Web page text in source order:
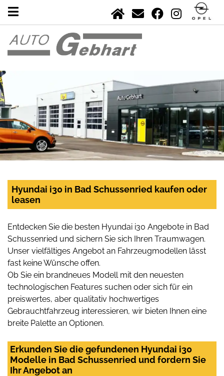
Hyundai i30 in Bad Schussenried kaufen oder
leasen
Entdecken Sie die besten Hyundai i30 Angebote in Bad
Schussenried und sichern Sie sich Ihren Traumwagen.
Unser vielfältiges Angebot an Fahrzeugmodellen lässt
fast keine Wünsche offen.
Ob Sie ein brandneues Modell mit den neuesten
technologischen Features suchen oder sich für ein
preiswertes, aber qualitativ hochwertiges
Gebrauchtfahrzeug interessieren, wir bieten Ihnen eine
breite Palette an Optionen.
Erkunden Sie die gefundenen Hyundai i30
Modelle in Bad Schussenried und fordern Sie
Ihr Angebot an